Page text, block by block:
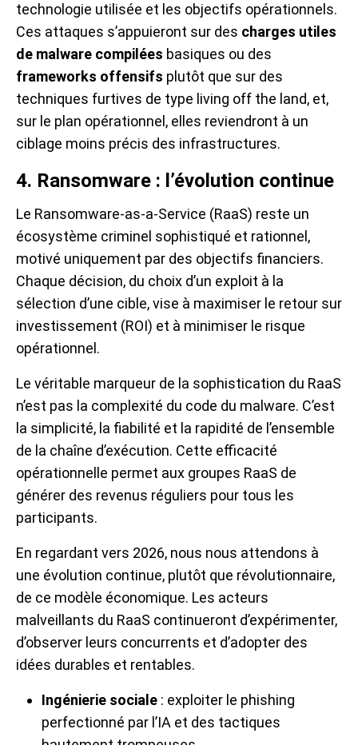
technologie utilisée et les objectifs opérationnels.
Ces attaques s’appuieront sur des charges utiles
de malware compilées basiques ou des
frameworks offensifs plutôt que sur des
techniques furtives de type living off the land, et,
sur le plan opérationnel, elles reviendront à un
ciblage moins précis des infrastructures.
4. Ransomware : l’évolution continue
Le Ransomware-as-a-Service (RaaS) reste un
écosystème criminel sophistiqué et rationnel,
motivé uniquement par des objectifs financiers.
Chaque décision, du choix d’un exploit à la
sélection d’une cible, vise à maximiser le retour sur
investissement (ROI) et à minimiser le risque
opérationnel.
Le véritable marqueur de la sophistication du RaaS
n’est pas la complexité du code du malware. C’est
la simplicité, la fiabilité et la rapidité de l’ensemble
de la chaîne d’exécution. Cette efficacité
opérationnelle permet aux groupes RaaS de
générer des revenus réguliers pour tous les
participants.
En regardant vers 2026, nous nous attendons à
une évolution continue, plutôt que révolutionnaire,
de ce modèle économique. Les acteurs
malveillants du RaaS continueront d’expérimenter,
d’observer leurs concurrents et d’adopter des
idées durables et rentables.
Ingénierie sociale : exploiter le phishing
perfectionné par l’IA et des tactiques